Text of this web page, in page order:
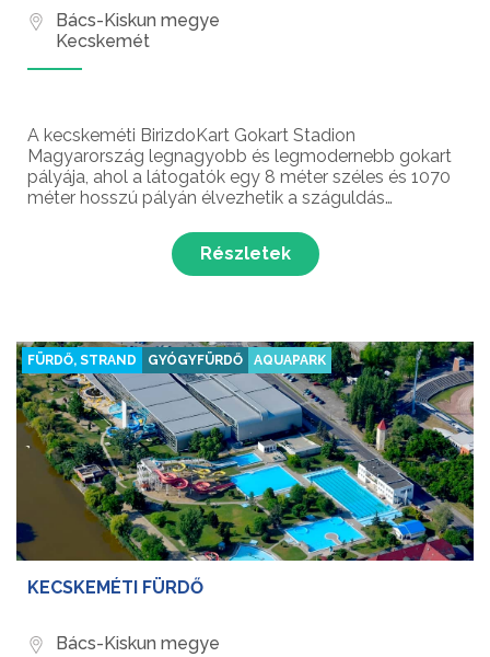
Bács-Kiskun megye
Kecskemét
A kecskeméti BirizdoKart Gokart Stadion
Magyarország legnagyobb és legmodernebb gokart
pályája, ahol a látogatók egy 8 méter széles és 1070
méter hosszú pályán élvezhetik a száguldás
kanyarok egészítik ki, ahol a modern és biztonságos
Sodi SR5 típusú g...
Részletek
FÜRDŐ, STRAND GYÓGYFÜRDŐ AQUAPARK
KECSKEMÉTI FÜRDŐ
Bács-Kiskun megye